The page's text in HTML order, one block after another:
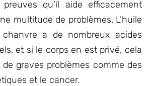
qu’il aide efficacement
multitude de problèmes. L’huile
a de nombreux acides
et si le corps en est privé, cela
graves problèmes comme des
et le cancer.